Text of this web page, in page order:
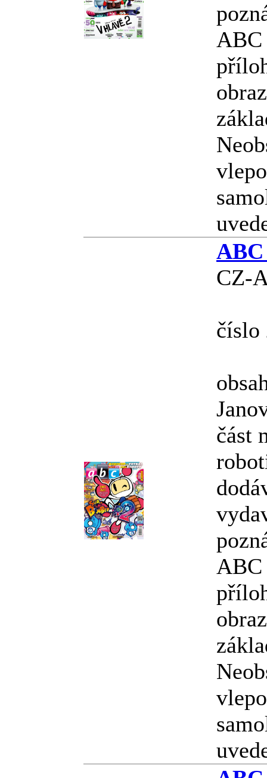
ABC
CZ-
číslo
část
ABC